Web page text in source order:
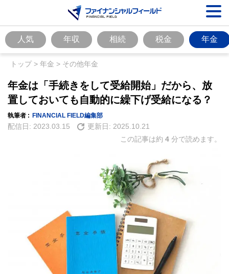
人気 年収 相続 税金 年金
トップ> 年金 > その他年金
年金は「手続きをして受給開始」だから、放
置しておいても自動的に繰下げ受給になる？
執筆者 : FINANCIAL FIELD編集部
配信日: 2023.03.15 更新日: 2025.10.21
この記事は約 4 分で読めます。